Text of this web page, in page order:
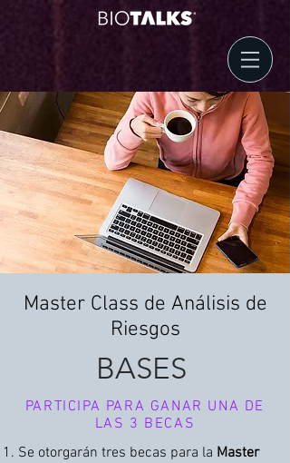
Master Class de Análisis de
Riesgos
BASES
PARTICIPA PARA GANAR UNA DE
LAS 3 BECAS
Se otorgarán tres becas para la Master